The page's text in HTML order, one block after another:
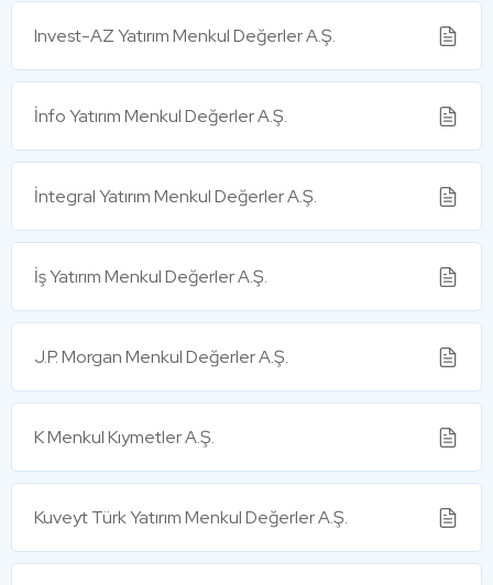
Invest-AZ Yatırım Menkul Değerler A.Ş.
İnfo Yatırım Menkul Değerler A.Ş.
İntegral Yatırım Menkul Değerler A.Ş.
İş Yatırım Menkul Değerler A.Ş.
J.P. Morgan Menkul Değerler A.Ş.
K Menkul Kıymetler A.Ş.
Kuveyt Türk Yatırım Menkul Değerler A.Ş.